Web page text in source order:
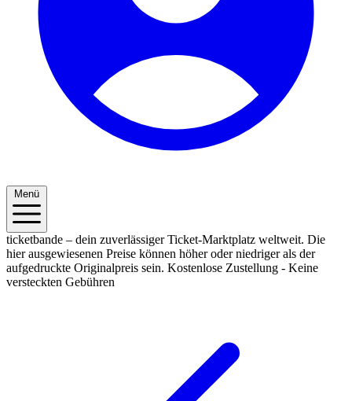
Menü
ticketbande – dein zuverlässiger Ticket-Marktplatz weltweit. Die
hier ausgewiesenen Preise können höher oder niedriger als der
aufgedruckte Originalpreis sein. Kostenlose Zustellung - Keine
versteckten Gebühren